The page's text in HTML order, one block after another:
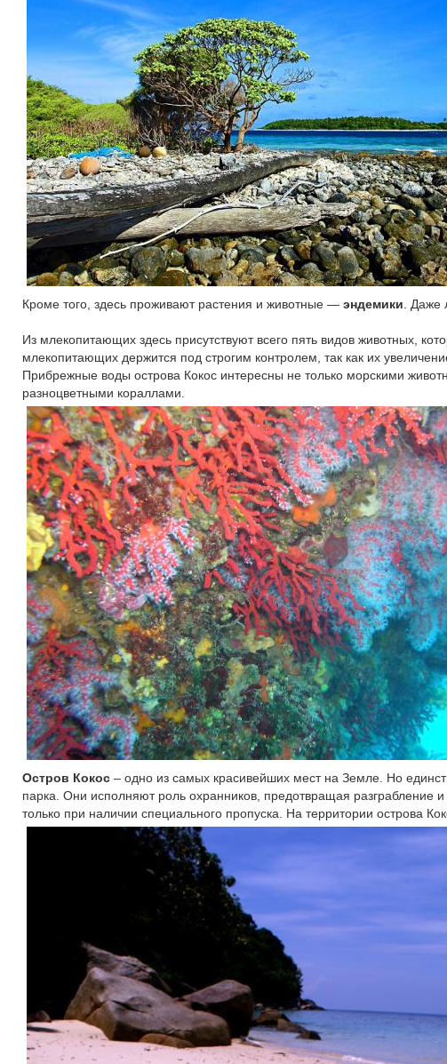
Кроме того, здесь проживают растения и животные — эндемики .
Из млекопитающих здесь присутствуют всего пять видов животных,
млекопитающих держится под строгим контролем, так как их
Прибрежные воды острова Кокос интересны не только морскими
разноцветными кораллами.
Остров Кокос – одно из самых красивейших мест на Земле. Но
парка. Они исполняют роль охранников, предотвращая разграбление
только при наличии специального пропуска. На территории острова